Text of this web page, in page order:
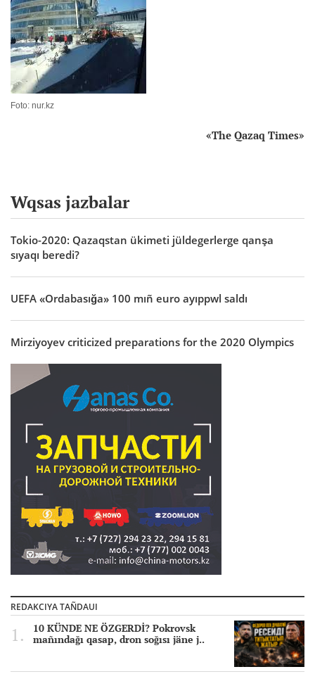
Foto: nur.kz
«The Qazaq Times»
Wqsas jazbalar
Tokio-2020: Qazaqstan ükimeti jüldegerlerge qanşa
sıyaqı beredi?
UEFA «Ordabasığa» 100 mıñ euro ayıppwl saldı
Mirziyoyev criticized preparations for the 2020 Olympics
REDAKCIYA TAÑDAUI
10 KÜNDE NE ÖZGERDİ? Pokrovsk
mañındağı qasap, dron soğısı jäne j..